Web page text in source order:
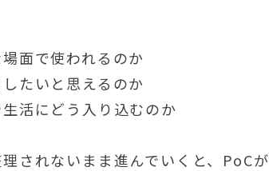
面で使われるのか
たいと思えるのか
活にどう入り込むのか
されないまま進んでいくと、PoC